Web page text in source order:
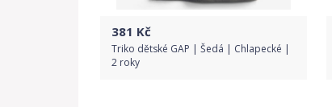
381 Kč
Triko dětské GAP | Šedá | Chlapecké |
2 roky